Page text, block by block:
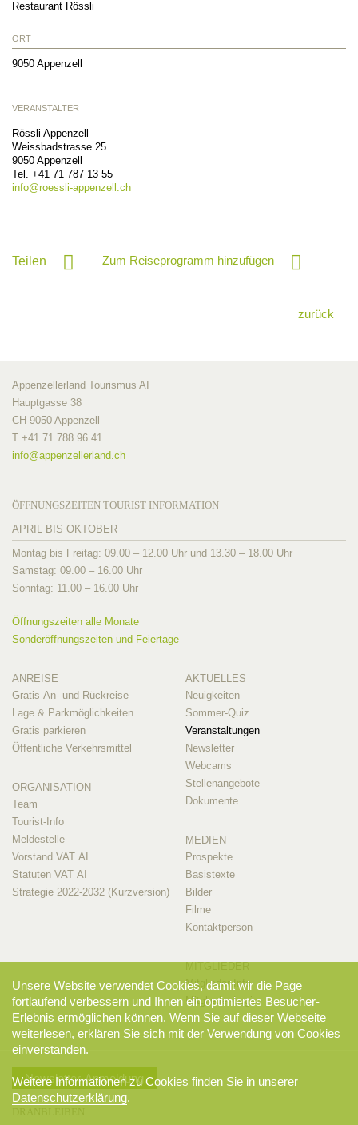
Restaurant Rössli
ORT
9050 Appenzell
VERANSTALTER
Rössli Appenzell
Weissbadstrasse 25
9050 Appenzell
Tel. +41 71 787 13 55
info@roessli-appenzell.ch
Teilen Zum Reiseprogramm hinzufügen
zurück
Appenzellerland Tourismus AI
Hauptgasse 38
CH-9050 Appenzell
T +41 71 788 96 41
info@appenzellerland.ch
ÖFFNUNGSZEITEN TOURIST INFORMATION
APRIL BIS OKTOBER
Montag bis Freitag: 09.00 – 12.00 Uhr und 13.30 – 18.00 Uhr
Samstag: 09.00 – 16.00 Uhr
Sonntag: 11.00 – 16.00 Uhr
Öffnungszeiten alle Monate
Sonderöffnungszeiten und Feiertage
ANREISE
Gratis An- und Rückreise
Lage & Parkmöglichkeiten
Gratis parkieren
Öffentliche Verkehrsmittel
ORGANISATION
Team
Tourist-Info
Meldestelle
Vorstand VAT AI
Statuten VAT AI
Strategie 2022-2032 (Kurzversion)
AKTUELLES
Neuigkeiten
Sommer-Quiz
Veranstaltungen
Newsletter
Webcams
Stellenangebote
Dokumente
MEDIEN
Prospekte
Basistexte
Bilder
Filme
Kontaktperson
Mitglieder-Info
Mitglieder-Login
Newsletter-Anmeldung
Unsere Website verwendet Cookies, damit wir die Page
fortlaufend verbessern und Ihnen ein optimiertes Besucher-
Erlebnis ermöglichen können. Wenn Sie auf dieser Webseite
weiterlesen, erklären Sie sich mit der Verwendung von Cookies
einverstanden.
Weitere Informationen zu Cookies finden Sie in unserer
Datenschutzerklärung.